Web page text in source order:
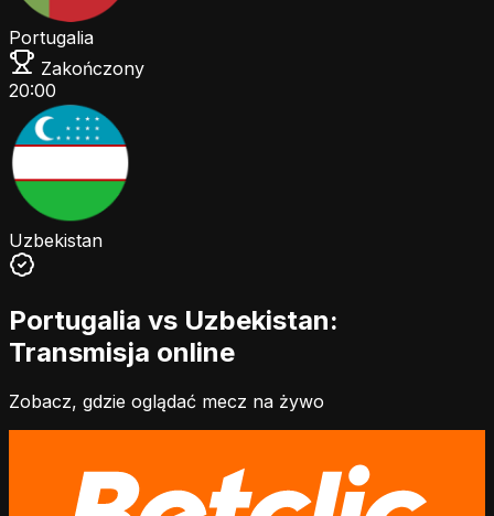
Portugalia
Zakończony
20:00
Uzbekistan
Portugalia vs Uzbekistan:
Transmisja online
Zobacz, gdzie oglądać mecz na żywo